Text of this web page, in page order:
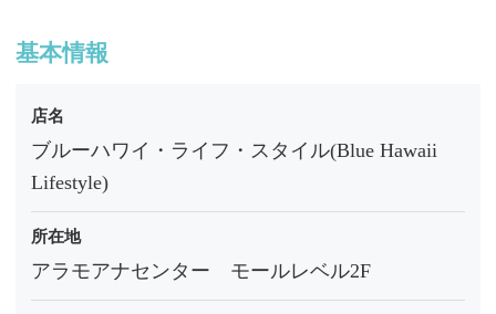
基本情報
店名
ブルーハワイ・ライフ・スタイル(Blue Hawaii
Lifestyle)
所在地
アラモアナセンター モールレベル2F